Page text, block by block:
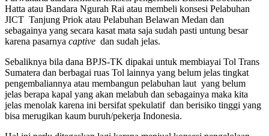
Hatta atau Bandara Ngurah Rai atau membeli konsesi Pelabuhan
JICT Tanjung Priok atau Pelabuhan Belawan Medan dan
sebagainya yang secara kasat mata saja sudah pasti untung besar
karena pasarnya captive dan sudah jelas.
Sebaliknya bila dana BPJS-TK dipakai untuk membiayai Tol Trans
Sumatera dan berbagai ruas Tol lainnya yang belum jelas tingkat
pengembaliannya atau membangun pelabuhan laut yang belum
jelas berapa kapal yang akan melabuh dan sebagainya maka kita
jelas menolak karena ini bersifat spekulatif dan berisiko tinggi yang
bisa merugikan kaum buruh/pekerja Indonesia.